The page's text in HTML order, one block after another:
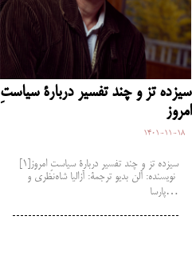
سیزده تز و چند تفسیر دربارۀ سیاستِ
امروز
1401-11-18
نویسنده: آلن بدیو ترجمۀ: آزالیا شاه‌نظری و
پارسا…